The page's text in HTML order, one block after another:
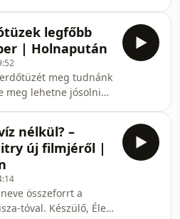
elmúlt időszakban
a
klíma mellett
beavatkozás
is közrejátszottak. Bár
huszonnegyedik
vannak néhányan –
–,
legfőbb
| Holnapután
meg tudnánk
meg lehetne jósolni
becslése ma már
ilyen,
modellt épített fel a
kutatója,
és munkatársai,
térségét – benne
nélkül? –
új filmjéről |
összeforrt a
tóval. Készülő, Élet